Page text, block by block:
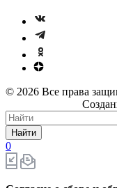
© 2026 Все права
Найти
0